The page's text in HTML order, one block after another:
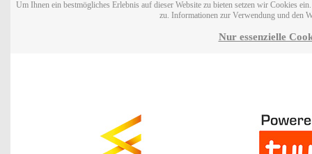
Um Ihnen ein bestmögliches Erlebnis auf dieser Website zu bieten setzen wir Cookies
zu. Informationen zur Verwendung und den
Nur essenzielle